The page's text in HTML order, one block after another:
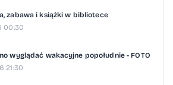
zabawa i książki w bibliotece
00:30
wyglądać wakacyjne popołudnie - FOTO
21:30